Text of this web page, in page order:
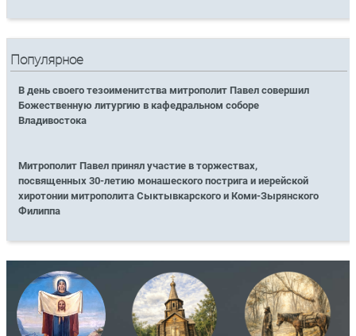
Популярное
В день своего тезоименитства митрополит Павел совершил
Божественную литургию в кафедральном соборе
Владивостока
Митрополит Павел принял участие в торжествах,
посвященных 30-летию монашеского пострига и иерейской
хиротонии митрополита Сыктывкарского и Коми-Зырянского
Филиппа